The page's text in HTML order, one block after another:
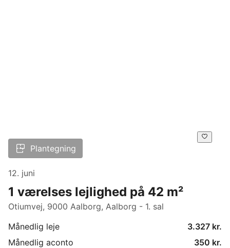
Plantegning
12. juni
1 værelses lejlighed på 42 m²
Otiumvej, 9000 Aalborg, Aalborg - 1. sal
Månedlig leje
3.327 kr.
Månedlig aconto
350 kr.